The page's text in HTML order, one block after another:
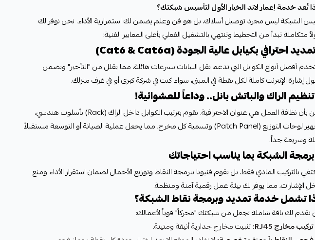
تُعد خدمة إعمار لاند الخيار الأول لتأسيس شبكتك؟
الشبكة ليس مجرد توصيل أسلاك، بل هو فن وعلم يضمن لك استمرارية الأداء. نحن نوفر لك
متكاملة تبدأ من التخطيط وتنتهي بالتشغيل الفعلي بأعلى المعايير الفنية:
أفضل أنواع الكوابل التي تدعم نقل البيانات بسرعات هائلة، مما يقلل من "التأخير" ويضمن
إشارة الإنترنت كاملة لكل نقطة في المبنى، سواء كنت في شركة كبرى أو في غرف منزلك.
نؤمن بأن نظافة العمل هي عنوان الاحترافية. نقوم بترتيب الكوابل داخل الراك (Rack) بأسلوب هندسي،
وتجهيز لوحات التوزيع (Patch Panel) وتسمية كل مخرج، مما يجعل عملية الصيانة أو التوسعة مستقبلاً
وسريعة جداً.
بالتركيب المادي فقط، بل يقوم فنيونا ببرمجة النقاط وتوزيع الأحمال لضمان استقرار الأداء ومنع
الإشارات، مما يوفر لك بيئة عمل رقمية آمنة ومنظمة.
تشمل خدمة تمديد وبرمجة نقاط الشبكة؟
نقدم لك باقة شاملة تجعل من شبكتك "محركاً" قوياً لأعمالك:
تركيب مخارج RJ45:
تثبيت مخارج جدارية أنيقة ومتينة.